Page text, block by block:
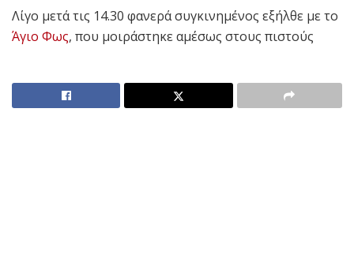
Λίγο μετά τις 14.30 φανερά συγκινημένος εξήλθε με το
Άγιο Φως, που μοιράστηκε αμέσως στους πιστούς